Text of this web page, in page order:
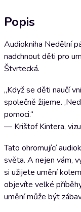
Popis
Audiokniha Nedělní
nadchnout děti pro
Štvrtecká.
„Když se děti naučí
společně žijeme.
pomoci.“
— Krištof Kintera,
Tato ohromující
světa. A nejen vám,
si užijete umění
objevíte velké
umění může být